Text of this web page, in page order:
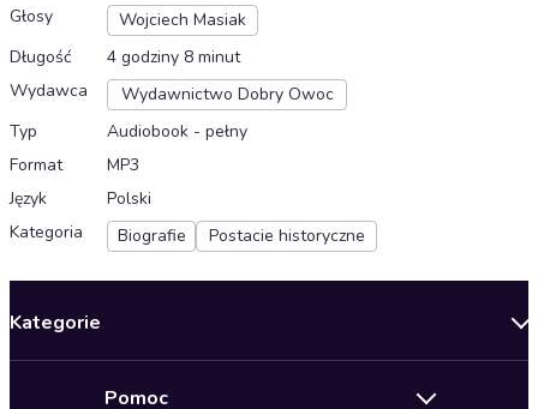
Głosy
Wojciech Masiak
Długość
4 godziny 8 minut
Wydawca
Wydawnictwo Dobry Owoc
Typ
Audiobook - pełny
Format
MP3
Język
Polski
Kategoria
Biografie Postacie historyczne
Kategorie
Pomoc